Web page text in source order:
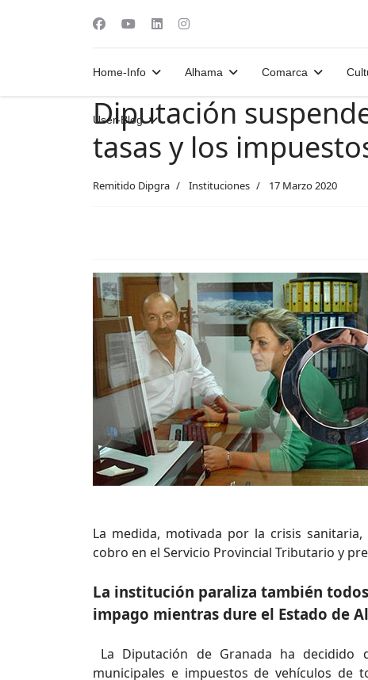
Home-Info Alhama Comarca
User-Blog
Diputación
tasas y los
Remitido Dipgra Instituciones 17 Marzo 2020
La medida, motivada por la crisis
cobro en el Servicio Provincial Tributario y
La institución paraliza también
impago mientras dure el Estado de
La Diputación de Granada ha decidido
municipales e impuestos de vehículos de